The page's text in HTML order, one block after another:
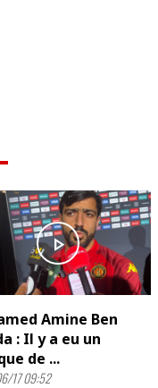
play_arrow
Amine Ben
: Il y a eu un
de ...
17 09:52